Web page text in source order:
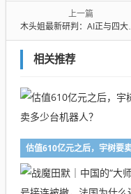
上一篇
木头姐最新研判：AI正与四大前沿科技深度共振，引发史无前例“大加速”
相关推荐